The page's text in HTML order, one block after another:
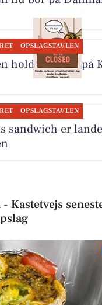
OPSLAGSTAVLEN
holder lukket på
OPSLAGSTAVLEN
sandwich er
Kastetvejs